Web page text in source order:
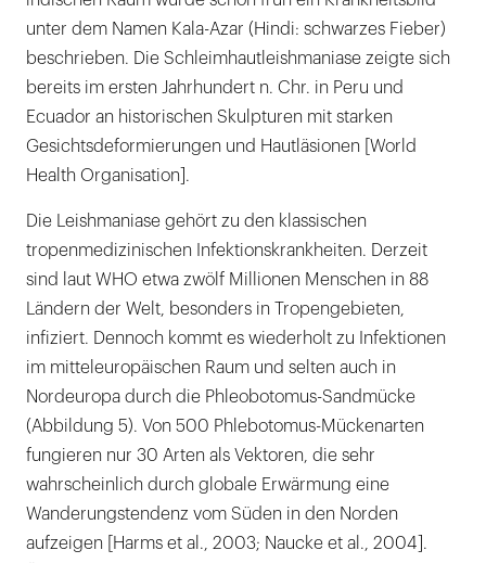
unter dem Namen Kala-Azar (Hindi: schwarzes Fieber)
beschrieben. Die Schleimhautleishmaniase zeigte sich
bereits im ersten Jahrhundert n. Chr. in Peru und
Ecuador an historischen Skulpturen mit starken
Gesichtsdeformierungen und Hautläsionen [World
Health Organisation].
Die Leishmaniase gehört zu den klassischen
tropenmedizinischen Infektionskrankheiten. Derzeit
sind laut WHO etwa zwölf Millionen Menschen in 88
Ländern der Welt, besonders in Tropengebieten,
infiziert. Dennoch kommt es wiederholt zu Infektionen
im mitteleuropäischen Raum und selten auch in
Nordeuropa durch die Phleobotomus-Sandmücke
(Abbildung 5). Von 500 Phlebotomus-Mückenarten
fungieren nur 30 Arten als Vektoren, die sehr
wahrscheinlich durch globale Erwärmung eine
Wanderungstendenz vom Süden in den Norden
aufzeigen [Harms et al., 2003; Naucke et al., 2004].